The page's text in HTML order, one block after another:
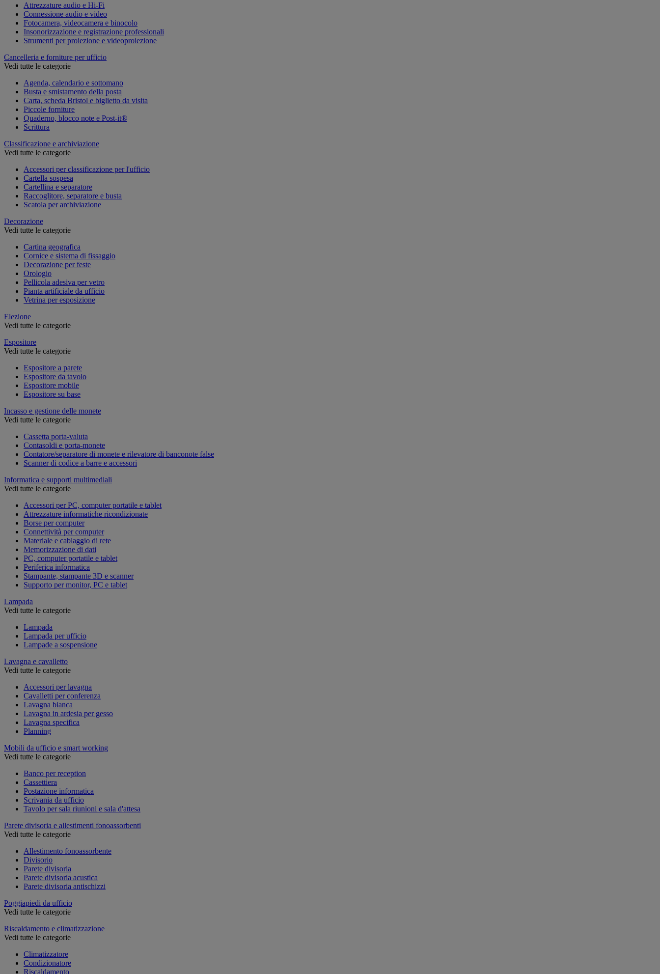
Attrezzature audio e Hi-Fi
Connessione audio e video
Fotocamera, videocamera e binocolo
Insonorizzazione e registrazione professionali
Strumenti per proiezione e videoproiezione
Cancelleria e forniture per ufficio
Vedi tutte le categorie
Agenda, calendario e sottomano
Busta e smistamento della posta
Carta, scheda Bristol e biglietto da visita
Piccole forniture
Quaderno, blocco note e Post-it®
Scrittura
Classificazione e archiviazione
Vedi tutte le categorie
Accessori per classificazione per l'ufficio
Cartella sospesa
Cartellina e separatore
Raccoglitore, separatore e busta
Scatola per archiviazione
Decorazione
Vedi tutte le categorie
Cartina geografica
Cornice e sistema di fissaggio
Decorazione per feste
Orologio
Pellicola adesiva per vetro
Pianta artificiale da ufficio
Vetrina per esposizione
Elezione
Vedi tutte le categorie
Espositore
Vedi tutte le categorie
Espositore a parete
Espositore da tavolo
Espositore mobile
Espositore su base
Incasso e gestione delle monete
Vedi tutte le categorie
Cassetta porta-valuta
Contasoldi e porta-monete
Contatore/separatore di monete e rilevatore di banconote false
Scanner di codice a barre e accessori
Informatica e supporti multimediali
Vedi tutte le categorie
Accessori per PC, computer portatile e tablet
Attrezzature informatiche ricondizionate
Borse per computer
Connettività per computer
Materiale e cablaggio di rete
Memorizzazione di dati
PC, computer portatile e tablet
Periferica informatica
Stampante, stampante 3D e scanner
Supporto per monitor, PC e tablet
Lampada
Vedi tutte le categorie
Lampada
Lampada per ufficio
Lampade a sospensione
Lavagna e cavalletto
Vedi tutte le categorie
Accessori per lavagna
Cavalletti per conferenza
Lavagna bianca
Lavagna in ardesia per gesso
Lavagna specifica
Planning
Mobili da ufficio e smart working
Vedi tutte le categorie
Banco per reception
Cassettiera
Postazione informatica
Scrivania da ufficio
Tavolo per sala riunioni e sala d'attesa
Parete divisoria e allestimenti fonoassorbenti
Vedi tutte le categorie
Allestimento fonoassorbente
Divisorio
Parete divisoria
Parete divisoria acustica
Parete divisoria antischizzi
Poggiapiedi da ufficio
Vedi tutte le categorie
Riscaldamento e climatizzazione
Vedi tutte le categorie
Climatizzatore
Condizionatore
Riscaldamento